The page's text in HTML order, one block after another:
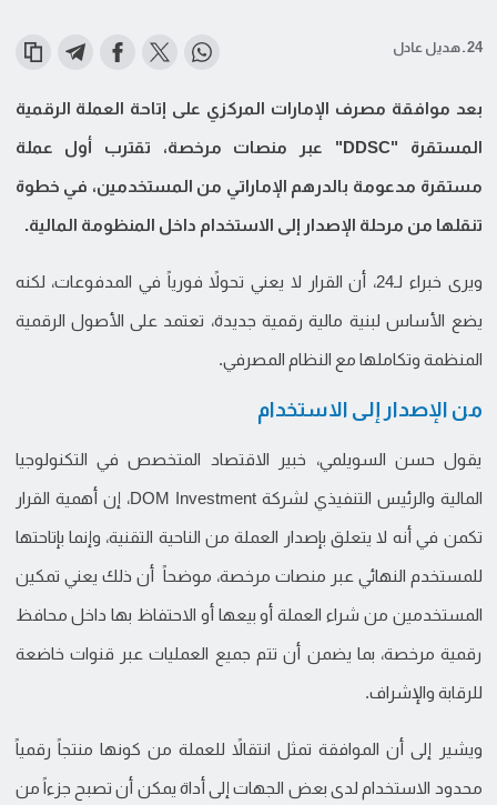
24 ـ هديل عادل
بعد موافقة مصرف الإمارات المركزي على إتاحة العملة الرقمية
المستقرة "DDSC" عبر منصات مرخصة، تقترب أول عملة
مستقرة مدعومة بالدرهم الإماراتي من المستخدمين، في خطوة
تنقلها من مرحلة الإصدار إلى الاستخدام داخل المنظومة المالية.
ويرى خبراء لـ24، أن القرار لا يعني تحولاً فورياً في المدفوعات، لكنه
يضع الأساس لبنية مالية رقمية جديدة، تعتمد على الأصول الرقمية
المنظمة وتكاملها مع النظام المصرفي.
من الإصدار إلى الاستخدام
يقول حسن السويلمي، خبير الاقتصاد المتخصص في التكنولوجيا
المالية والرئيس التنفيذي لشركة DOM Investment، إن أهمية القرار
تكمن في أنه لا يتعلق بإصدار العملة من الناحية التقنية، وإنما بإتاحتها
للمستخدم النهائي عبر منصات مرخصة، موضحاً أن ذلك يعني تمكين
المستخدمين من شراء العملة أو بيعها أو الاحتفاظ بها داخل محافظ
رقمية مرخصة، بما يضمن أن تتم جميع العمليات عبر قنوات خاضعة
للرقابة والإشراف.
ويشير إلى أن الموافقة تمثل انتقالاً للعملة من كونها منتجاً رقمياً
محدود الاستخدام لدى بعض الجهات إلى أداة يمكن أن تصبح جزءاً من